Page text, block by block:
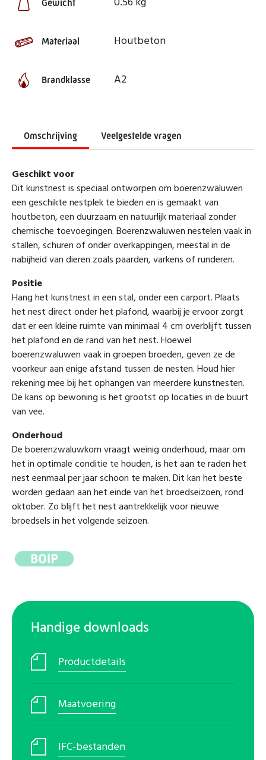
Gewicht
Materiaal Houtbeton
Brandklasse A2
Omschrijving Veelgestelde vragen
Geschikt voor
Dit kunstnest is speciaal ontworpen om boerenzwaluwen
een geschikte nestplek te bieden en is gemaakt van
houtbeton, een duurzaam en natuurlijk materiaal zonder
chemische toevoegingen. Boerenzwaluwen nestelen vaak in
stallen, schuren of onder overkappingen, meestal in de
nabijheid van dieren zoals paarden, varkens of runderen.
Positie
Hang het kunstnest in een stal, onder een carport. Plaats
het nest direct onder het plafond, waarbij je ervoor zorgt
dat er een kleine ruimte van minimaal 4 cm overblijft tussen
het plafond en de rand van het nest. Hoewel
boerenzwaluwen vaak in groepen broeden, geven ze de
voorkeur aan enige afstand tussen de nesten. Houd hier
rekening mee bij het ophangen van meerdere kunstnesten.
De kans op bewoning is het grootst op locaties in de buurt
van vee.
Onderhoud
De boerenzwaluwkom vraagt weinig onderhoud, maar om
het in optimale conditie te houden, is het aan te raden het
nest eenmaal per jaar schoon te maken. Dit kan het beste
worden gedaan aan het einde van het broedseizoen, rond
oktober. Zo blijft het nest aantrekkelijk voor nieuwe
broedsels in het volgende seizoen.
Handige downloads
Productdetails
Maatvoering
IFC-bestanden